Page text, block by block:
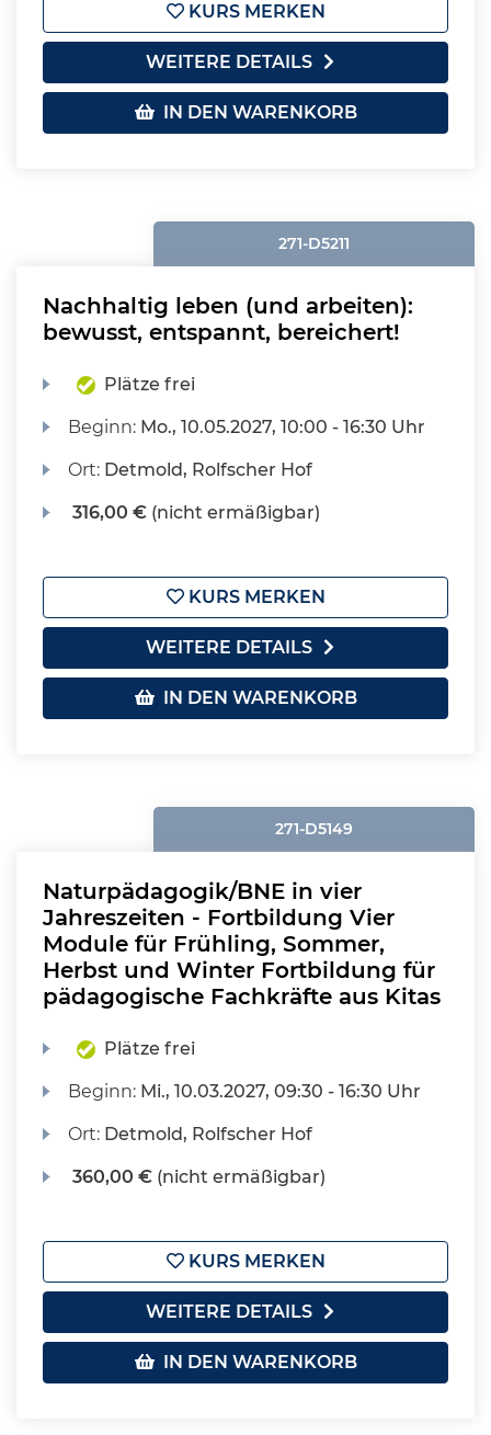
KURS MERKEN
WEITERE DETAILS
IN DEN WARENKORB
271-D5211
Nachhaltig leben (und arbeiten):
bewusst, entspannt, bereichert!
Plätze frei
Beginn: Mo., 10.05.2027, 10:00 - 16:30 Uhr
Ort: Detmold, Rolfscher Hof
316,00 € (nicht ermäßigbar)
KURS MERKEN
WEITERE DETAILS
IN DEN WARENKORB
271-D5149
Naturpädagogik/BNE in vier
Jahreszeiten - Fortbildung Vier
Module für Frühling, Sommer,
Herbst und Winter Fortbildung für
pädagogische Fachkräfte aus Kitas
Plätze frei
Beginn: Mi., 10.03.2027, 09:30 - 16:30 Uhr
Ort: Detmold, Rolfscher Hof
360,00 € (nicht ermäßigbar)
KURS MERKEN
WEITERE DETAILS
IN DEN WARENKORB